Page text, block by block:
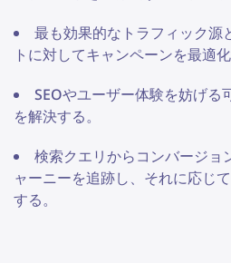
最も効果的なトラフィック源
トに対してキャンペーンを最適化
SEOやユーザー体験を妨げる
を解決する。
検索クエリからコンバージョ
ャーニーを追跡し、それに応じ
する。